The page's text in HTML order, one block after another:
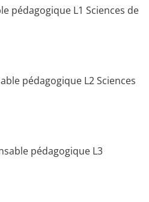
pédagogique L1 Sciences de
pédagogique L2 Sciences
pédagogique L3